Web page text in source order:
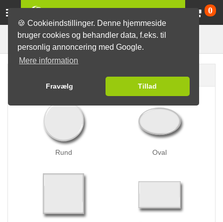
🍪 Cookieindstillinger. Denne hjemmeside
bruger cookies og behandler data, f.eks. til
personlig annoncering med Google.
Mere information
Fravælg Tillad
0
Badges Butterfly-badges
Rund Oval